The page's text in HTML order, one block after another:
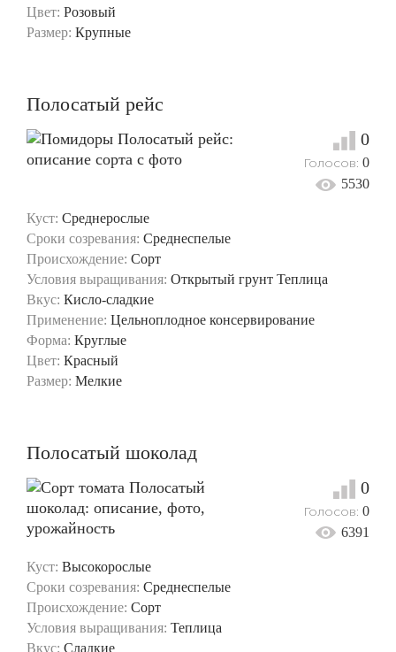
Цвет: Розовый
Размер: Крупные
Полосатый рейс
Куст: Среднерослые
Сроки созревания: Среднеспелые
Происхождение: Сорт
Условия выращивания: Открытый грунт Теплица
Вкус: Кисло-сладкие
Применение: Цельноплодное консервирование
Форма: Круглые
Цвет: Красный
Размер: Мелкие
0
Голосов: 0
5530
Полосатый шоколад
Куст: Высокорослые
Сроки созревания: Среднеспелые
Происхождение: Сорт
Условия выращивания: Теплица
Вкус: Сладкие
0
Голосов: 0
6391